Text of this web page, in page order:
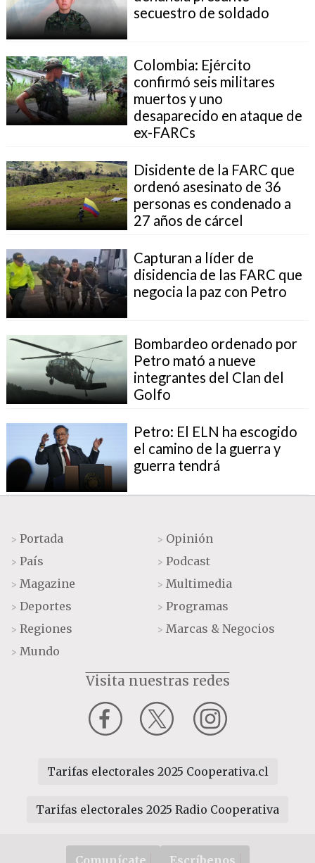
secuestro de soldado
Colombia: Ejército
confirmó seis militares
muertos y uno
desaparecido en ataque de
ex-FARCs
Disidente de la FARC que
ordenó asesinato de 36
personas es condenado a
27 años de cárcel
Capturan a líder de
disidencia de las FARC que
negocia la paz con Petro
Bombardeo ordenado por
Petro mató a nueve
integrantes del Clan del
Golfo
Petro: El ELN ha escogido
el camino de la guerra y
guerra tendrá
> Portada
> País
> Magazine
> Deportes
> Regiones
> Mundo
> Opinión
> Podcast
> Multimedia
> Programas
> Marcas & Negocios
Visita nuestras redes
Tarifas electorales 2025 Cooperativa.cl
Tarifas electorales 2025 Radio Cooperativa
Comunícate Escríbenos